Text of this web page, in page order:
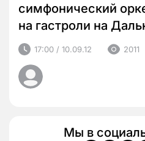
симфонический
на гастроли на
17:00 / 10.09.12 2011
Мы в